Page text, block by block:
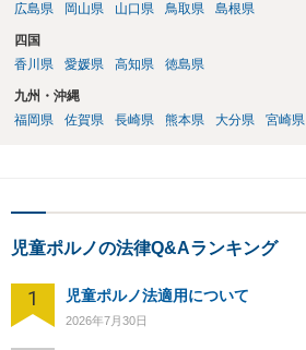
広島県
岡山県 山口県 鳥取県 島根県
四国
香川県
愛媛県 高知県 徳島県
九州・沖縄
福岡県
佐賀県 長崎県 熊本県 大分県 宮崎県
児童ポルノの法律Q&Aランキング
1 児童ポルノ法適用について
2026年7月30日